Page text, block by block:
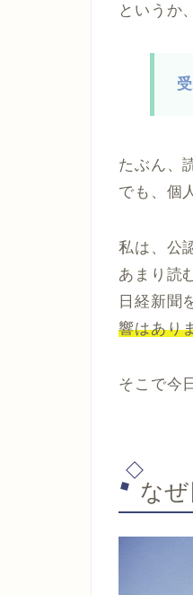
というか、
たぶん、
でも、個
私は、公
あまり読
日経新聞
響はあり
そこで今
な